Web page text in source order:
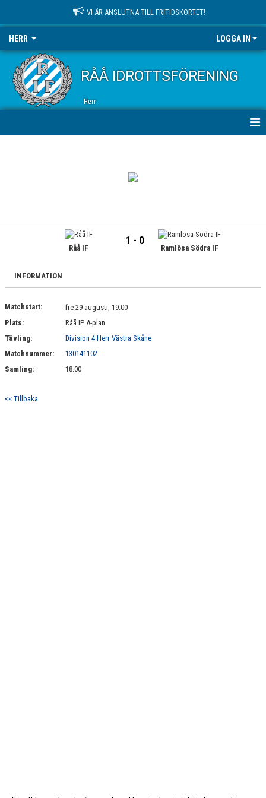
VI ÄR ANSLUTNA TILL FRITIDSKORTET!
HERR LOGGA IN
RÅÅ IDROTTSFÖRENING
Herr
DOKUMENT
KONTAKT
Råå IF
1 - 0
Ramlösa Södra IF
INFORMATION
Matchstart:
fre 29 augusti, 19:00
Plats:
Råå IP A-plan
Tävling:
Division 4 Herr Västra Skåne
Matchnummer:
130141102
Samling:
18:00
<< Tillbaka